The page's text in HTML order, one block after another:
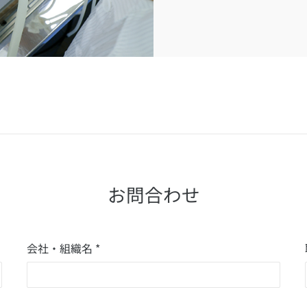
お問合わせ
会社・組織名 *